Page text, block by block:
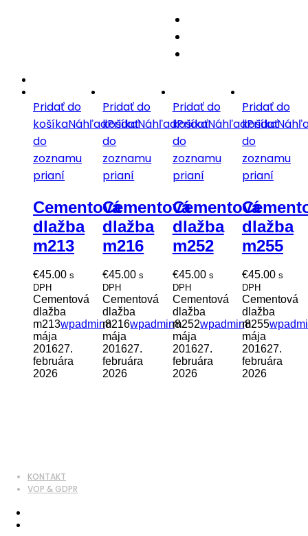
Pridať do
košíkaNáhľadPridať
do
zoznamu
prianí
Cementová
dlažba
m213
€45.00 s
DPH
Cementová
dlažba
m213wpadmin8.
mája
201627.
februára
2026
Pridať do
košíkaNáhľadPridať
do
zoznamu
prianí
Cementová
dlažba
m216
€45.00 s
DPH
Cementová
dlažba
m216wpadmin8.
mája
201627.
februára
2026
Pridať do
košíkaNáhľadPridať
do
zoznamu
prianí
Cementová
dlažba
m252
€45.00 s
DPH
Cementová
dlažba
m252wpadmin8.
mája
201627.
februára
2026
Pridať do
košíka
do
zoznamu
prianí
dlažba
m255
€45.00 s
DPH
Cementová
dlažba
m255
mája
201627.
februára
2026
KONTAKT
VOP & GDPR